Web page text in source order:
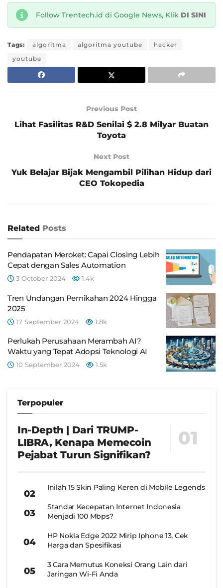
Follow Trentech.id di Google News, Klik DI SINI
Tags: algoritma algoritma youtube
hacker
youtube
Previous Post
Lihat Fasilitas R&D Senilai $ 2.8 Milyar Buatan
Toyota
Next Post
Yuk Belajar Bijak Mengambil Pilihan Hidup dari
CEO Tokopedia
Related Posts
Pendapatan Meroket: Capai Closing Lebih
Cepat dengan Sales Automation
3 October 2024 1.4k
Tren Undangan Pernikahan 2024 Hingga
2025
17 September 2024 1.8k
Perlukah Perusahaan Merambah AI?
Waktu yang Tepat Adopsi Teknologi AI
10 September 2024 1.5k
Terpopuler
In-Depth | Dari TRUMP-
LIBRA, Kenapa Memecoin
Pejabat Turun Signifikan?
Inilah 15 Skin Paling Keren di Mobile Legends
Standar Kecepatan Internet Indonesia
Menjadi 100 Mbps?
HP Nokia Edge 2022 Mirip Iphone 13, Cek
Harga dan Spesifikasi
3 Cara Memutus Koneksi Orang Lain dari
Jaringan Wi-Fi Anda